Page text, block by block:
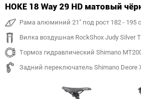
HOKE 18 Way 29 HD матовый
Рама алюминий 21" под рост 182 - 195
Тормоз гидравлический Shimano
Задний переключатель Shimano Deore